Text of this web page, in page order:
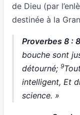
de Dieu (par
destinée à la
Proverbes 8 :
bouche sont
détourné; 9
intelligent, Et
science. »